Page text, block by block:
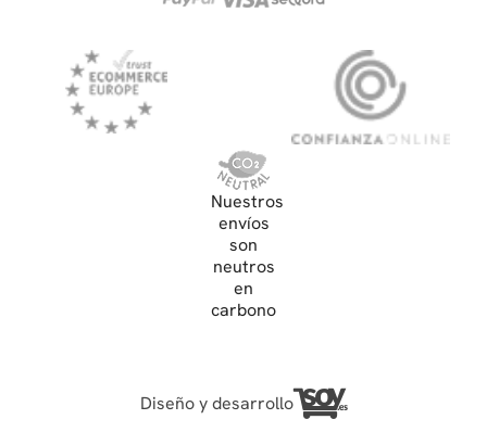
Nuestros
envíos
son
neutros
en
carbono
Diseño y desarrollo